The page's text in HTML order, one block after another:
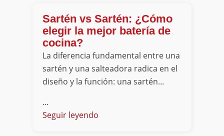
Sartén vs Sartén: ¿Cómo
elegir la mejor batería de
cocina?
La diferencia fundamental entre una
sartén y una salteadora radica en el
diseño y la función: una sartén...
...
Seguir leyendo